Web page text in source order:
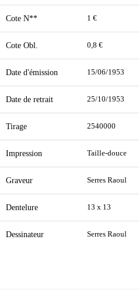
Cote N** 1 €
Cote Obl. 0,8 €
Date d'émission 15/06/1953
Date de retrait 25/10/1953
Tirage 2540000
Impression Taille-douce
Graveur Serres Raoul
Dentelure 13 x 13
Dessinateur Serres Raoul